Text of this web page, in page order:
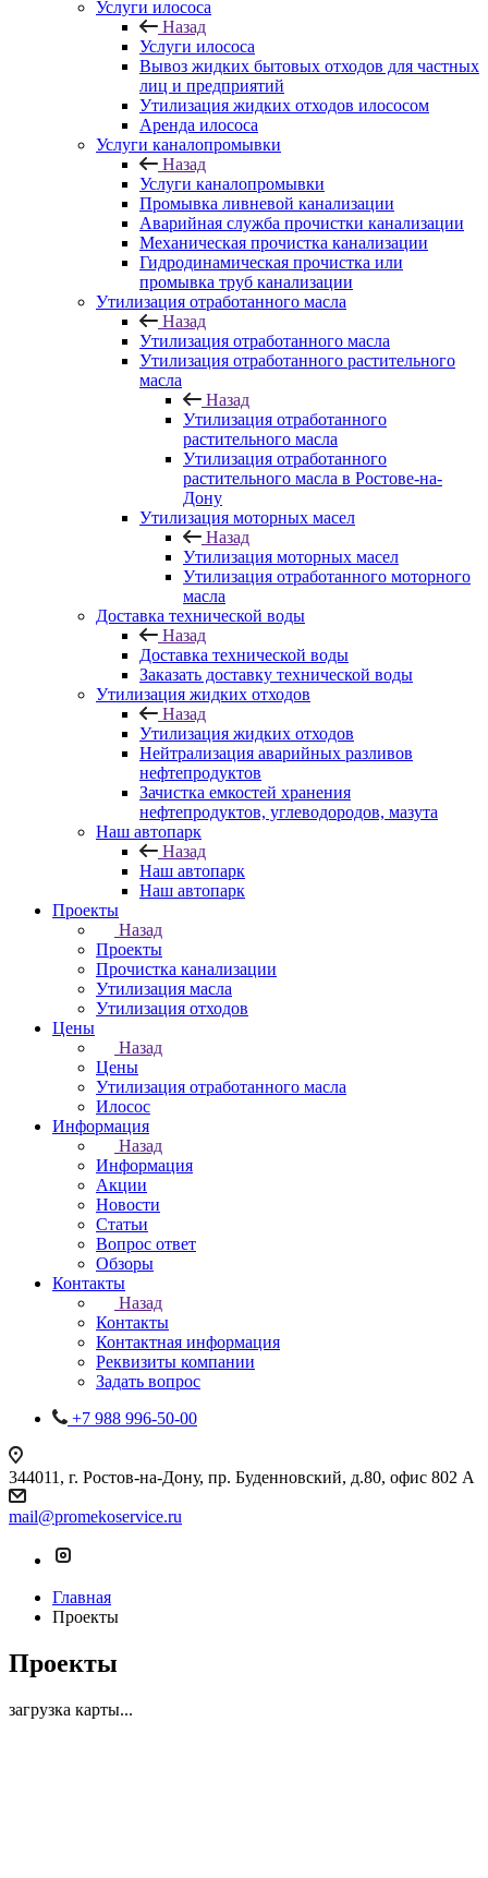
Услуги илососа
Назад
Услуги илососа
Вывоз жидких бытовых отходов для частных
лиц и предприятий
Утилизация жидких отходов илососом
Аренда илососа
Услуги каналопромывки
Назад
Услуги каналопромывки
Промывка ливневой канализации
Аварийная служба прочистки канализации
Механическая прочистка канализации
Гидродинамическая прочистка или
промывка труб канализации
Утилизация отработанного масла
Назад
Утилизация отработанного масла
Утилизация отработанного растительного
масла
Назад
Утилизация отработанного
растительного масла
Утилизация отработанного
растительного масла в Ростове-на-
Дону
Утилизация моторных масел
Назад
Утилизация моторных масел
Утилизация отработанного моторного
масла
Доставка технической воды
Назад
Доставка технической воды
Заказать доставку технической воды
Утилизация жидких отходов
Назад
Утилизация жидких отходов
Нейтрализация аварийных разливов
нефтепродуктов
Зачистка емкостей хранения
нефтепродуктов, углеводородов, мазута
Наш автопарк
Назад
Наш автопарк
Наш автопарк
Проекты
Назад
Проекты
Прочистка канализации
Утилизация масла
Утилизация отходов
Цены
Назад
Цены
Утилизация отработанного масла
Илосос
Информация
Назад
Информация
Акции
Новости
Статьи
Вопрос ответ
Обзоры
Контакты
Назад
Контакты
Контактная информация
Реквизиты компании
Задать вопрос
+7 988 996-50-00
344011, г. Ростов-на-Дону, пр. Буденновский, д.80, офис 802 А
mail@promekoservice.ru
Главная
Проекты
Проекты
загрузка карты...